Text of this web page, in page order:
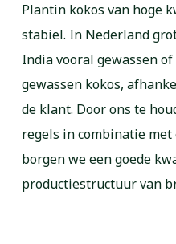
Plantin kokos van hoge
stabiel. In Nederland
India vooral gewassen
gewassen kokos,
de klant. Door ons te
regels in combinatie
borgen we een goede
productiestructuur van